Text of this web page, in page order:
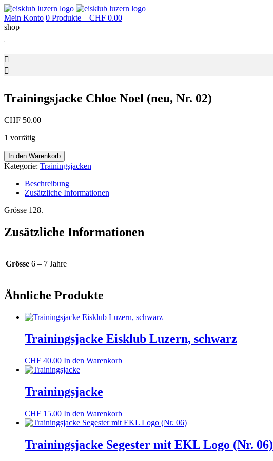
Mein Konto 0 Produkte – CHF 0.00
shop
Trainingsjacke Chloe Noel (neu, Nr. 02)
CHF 50.00
1 vorrätig
Trainingsjacke
Chloe
(neu,
Menge
In den Warenkorb
Kategorie: Trainingsjacken
Beschreibung
Zusätzliche Informationen
Grösse 128.
Zusätzliche Informationen
Grösse 6 – 7 Jahre
Ähnliche Produkte
Trainingsjacke Eisklub Luzern, schwarz
CHF 40.00 In den Warenkorb
Trainingsjacke
CHF 15.00 In den Warenkorb
Trainingsjacke Segester mit EKL Logo (Nr. 06)